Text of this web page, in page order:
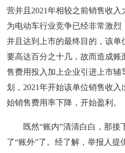
营并且2021年相较之前销售收
为电动车行业竞争已经非常激
并且达到上市的最终目的，该单
要高达百分之十几，故而造成账
售费用投入加上企业引进上市辅
划，2021年开始该单位销售收入
始销售费用率下降，开始盈利。
既然“账内”清清白白，那接
了“账外”了。经了解，举报人提